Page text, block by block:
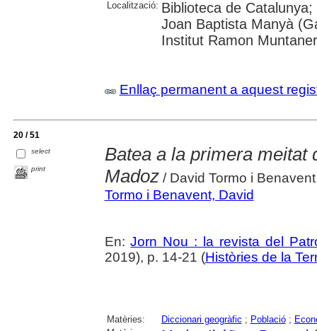
Localització: Biblioteca de
Joan Baptista Manyà
Institut Ramon Muntaner
Enllaç permanent a aquest
20 / 51
select
print
Batea a la primera meitat
Madoz/ David Tormo i Benavent
Tormo i Benavent, David
En:Jorn Nou : la revista del
2019), p. 14-21 (Històries de la
Matèries: Diccionari geogràfic ; Població;